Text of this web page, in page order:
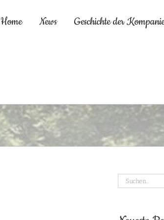
Home News Geschichte der
Suche
nach: